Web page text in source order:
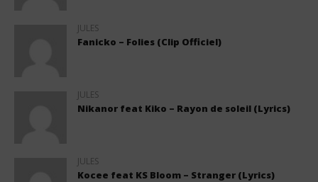
JULES
Fanicko – Folies (Clip Officiel)
JULES
Nikanor feat Kiko – Rayon de soleil (Lyrics)
JULES
Kocee feat KS Bloom – Stranger (Lyrics)